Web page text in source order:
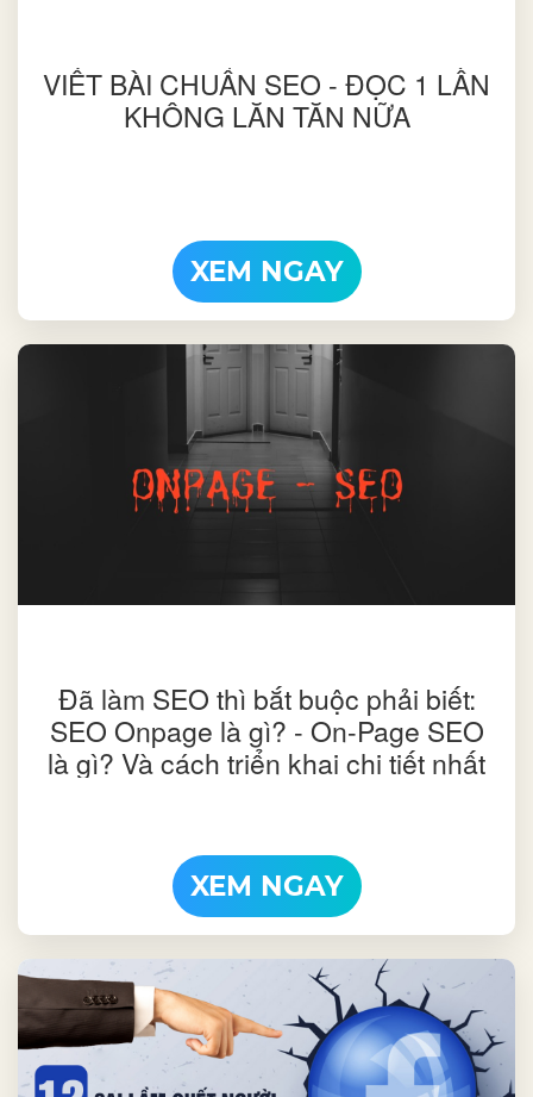
VIẾT BÀI CHUẨN SEO - ĐỌC 1 LẦN
KHÔNG LĂN TĂN NỮA
XEM NGAY
Đã làm SEO thì bắt buộc phải biết:
SEO Onpage là gì? - On-Page SEO
là gì? Và cách triển khai chi tiết nhất
XEM NGAY